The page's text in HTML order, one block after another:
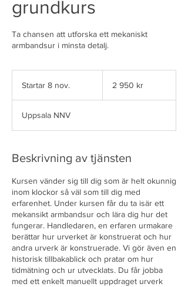
grundkurs
Ta chansen att utforska ett mekaniskt
armbandsur i minsta detalj.
Startar 8 nov.
t
8
o
v
.
kronor2 950 kr
Uppsala NNV
Beskrivning av tjänsten
Kursen vänder sig till dig som är helt okunnig
inom klockor så väl som till dig med
erfarenhet. Under kursen får du ta isär ett
mekansikt armbandsur och lära dig hur det
fungerar. Handledaren, en erfaren urmakare
berättar hur urverket är konstruerat och hur
andra urverk är konstruerade. Vi gör även en
historisk tillbakablick och pratar om hur
tidmätning och ur utvecklats. Du får jobba
med ett enkelt manuellt uppdraget urverk